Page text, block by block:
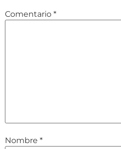
Comentario *
Nombre *